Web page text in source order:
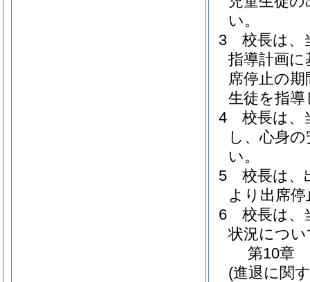
い。
3
校長は、
指導計画
席停止の
生徒を指
4
校長は、
し、心身
い。
5
校長は、
より出席
6
校長は、
状況につ
第10章
(進退に関